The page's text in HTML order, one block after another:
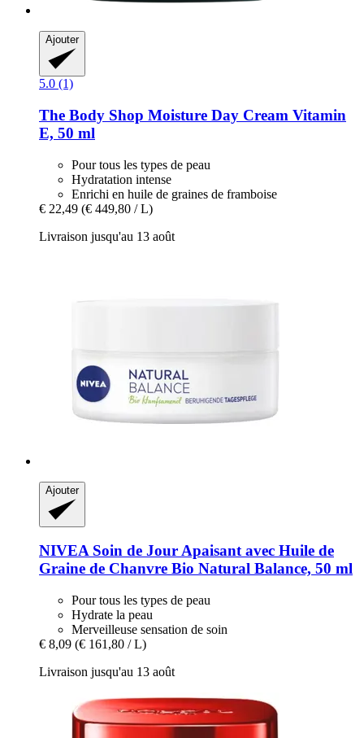
Ajouter
5.0 (1)
The Body Shop Moisture Day Cream Vitamin
E, 50 ml
Pour tous les types de peau
Hydratation intense
Enrichi en huile de graines de framboise
€ 22,49 (€ 449,80 / L)
Livraison jusqu'au 13 août
Ajouter
NIVEASoin de Jour Apaisant avec Huile de
Graine de Chanvre Bio Natural Balance, 50 ml
Pour tous les types de peau
Hydrate la peau
Merveilleuse sensation de soin
€ 8,09 (€ 161,80 / L)
Livraison jusqu'au 13 août